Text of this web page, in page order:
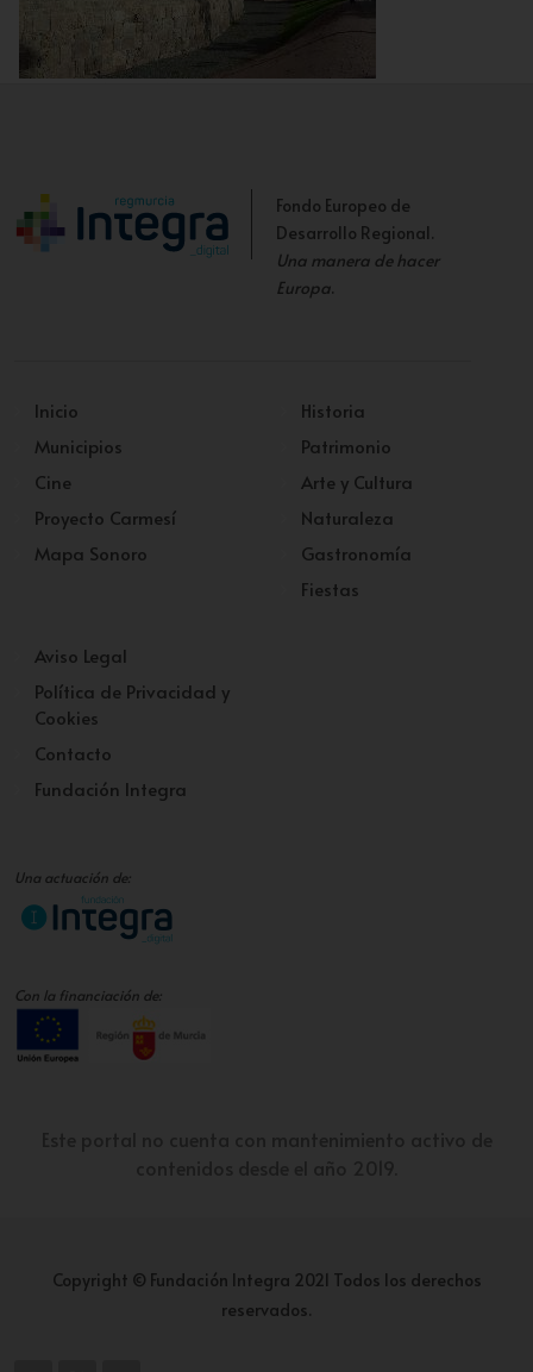
Fondo Europeo de
Desarrollo Regional.
Una manera de hacer
Europa.
Inicio
Municipios
Cine
Proyecto Carmesí
Mapa Sonoro
Historia
Patrimonio
Arte y Cultura
Naturaleza
Gastronomía
Fiestas
Aviso Legal
Política de Privacidad y
Cookies
Contacto
Fundación Integra
Una actuación de:
Con la financiación de:
Copyright © Fundación Integra 2021 Todos los derechos
reservados.